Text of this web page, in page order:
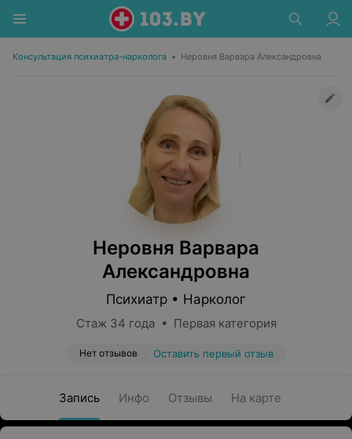
Консультация психиатра-нарколога • Неровня Варвара Александровна
Неровня Варвара
Александровна
Психиатр • Нарколог
Стаж 34 года • Первая категория
Нет отзывов Оставить первый отзыв
Запись Инфо Отзывы На карте